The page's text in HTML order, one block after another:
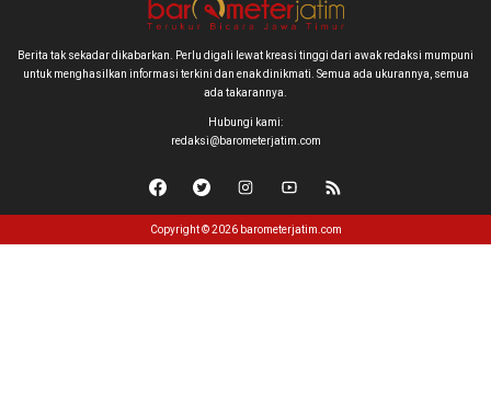
Berita tak sekadar dikabarkan. Perlu digali lewat kreasi tinggi dari awak redaksi mumpuni
untuk menghasilkan informasi terkini dan enak dinikmati. Semua ada ukurannya, semua
ada takarannya.
Hubungi kami:
redaksi@barometerjatim.com
Copyright © 2026 barometerjatim.com